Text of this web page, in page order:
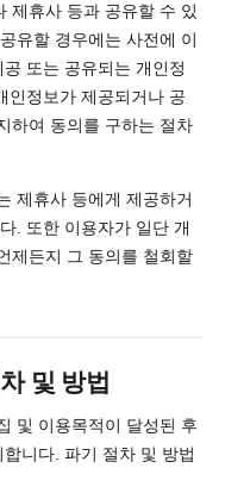
제휴사 등과 공유할 수 있
유할 경우에는 사전에 이
또는 공유되는 개인정
인정보가 제공되거나 공
하여 동의를 구하는 절차
제휴사 등에게 제공하거
. 또한 이용자가 일단 개
제든지 그 동의를 철회할
및 방법
및 이용목적이 달성된 후
니다. 파기 절차 및 방법